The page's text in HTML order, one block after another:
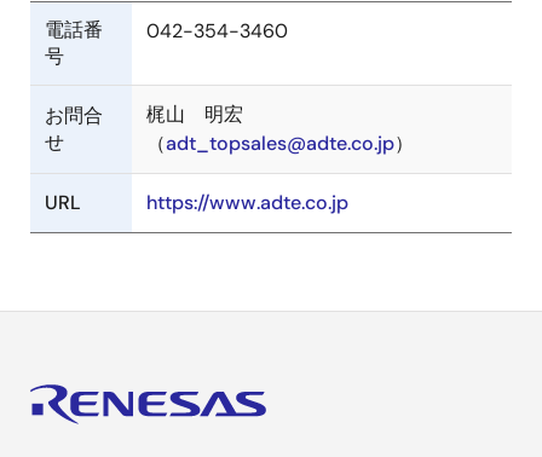
電話番
号
042-354-3460
お問合
せ
梶山 明宏
（adt_topsales@adte.co.jp）
URL https://www.adte.co.jp